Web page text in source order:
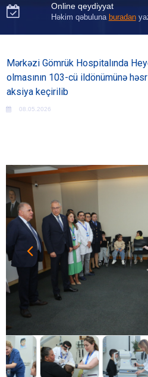
 Online qeydiyyat
Həkim qəbuluna buradan
Mərkəzi Gömrük Hospitalında
olmasının 103-cü ildönümünə
aksiya keçirilib
08.05.2026